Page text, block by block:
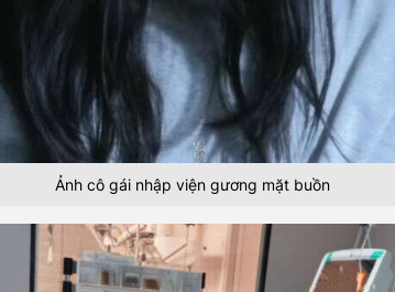
Ảnh cô gái nhập viện gương mặt buồn